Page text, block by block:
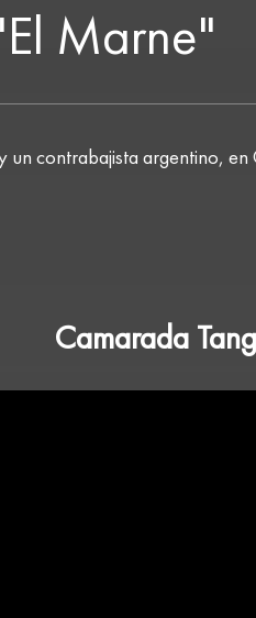
Marne"
contrabajista argentino, en
Camarada